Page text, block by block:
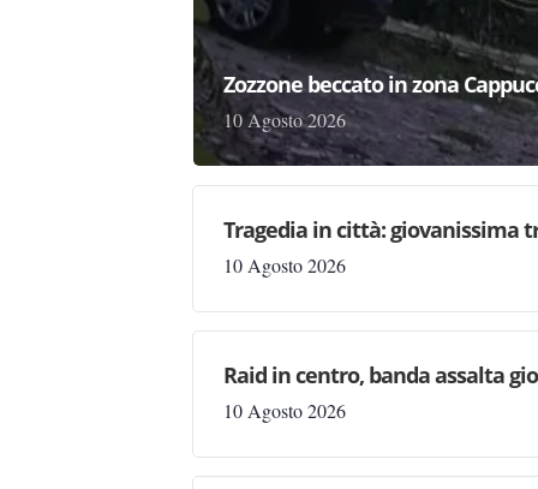
Zozzone beccato in zona
10 Agosto 2026
Tragedia in città: giovanissima
10 Agosto 2026
Raid in centro, banda assalta
10 Agosto 2026